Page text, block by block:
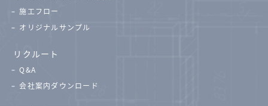
施工フロー
オリジナルサンプル
リクルート
Q&A
会社案内ダウンロード